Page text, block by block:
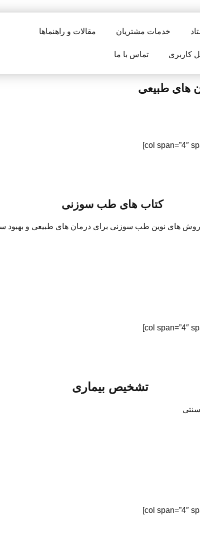
خدمات مشتریان مقالات و راهنماها
کاربری تماس با ما
های طبیعی
کتاب های طب سوزنی
روش های نوین طب سوزنی برای درمان های طبیعی و بهبود
تشخیص بیماری